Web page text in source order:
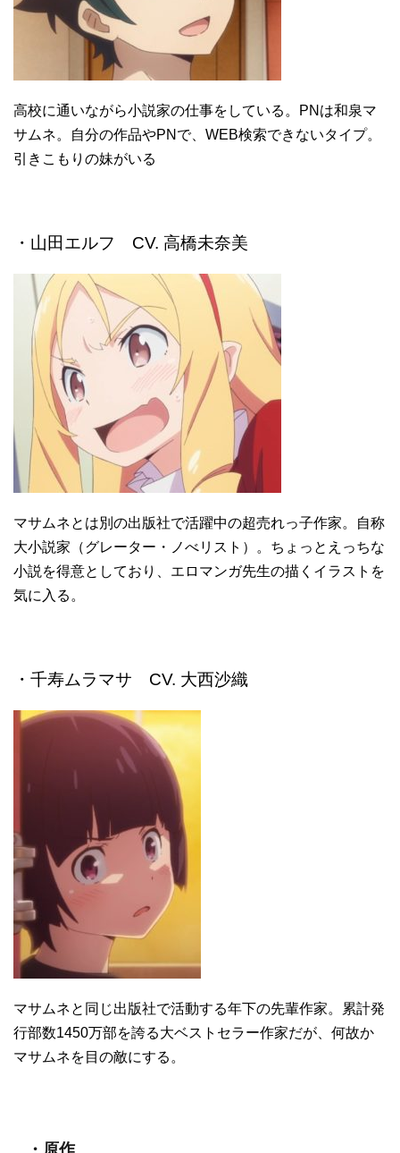
高校に通いながら小説家の仕事をしている。PNは和泉マ
サムネ。自分の作品やPNで、WEB検索できないタイプ。
引きこもりの妹がいる
・山田エルフ CV. 高橋未奈美
マサムネとは別の出版社で活躍中の超売れっ子作家。自称
大小説家（グレーター・ノべリスト）。ちょっとえっちな
小説を得意としており、エロマンガ先生の描くイラストを
気に入る。
・千寿ムラマサ CV. 大西沙織
マサムネと同じ出版社で活動する年下の先輩作家。累計発
行部数1450万部を誇る大ベストセラー作家だが、何故か
マサムネを目の敵にする。